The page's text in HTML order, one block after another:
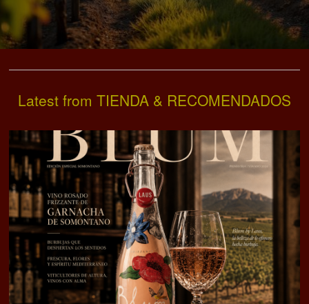
Latest from TIENDA & RECOMENDADOS